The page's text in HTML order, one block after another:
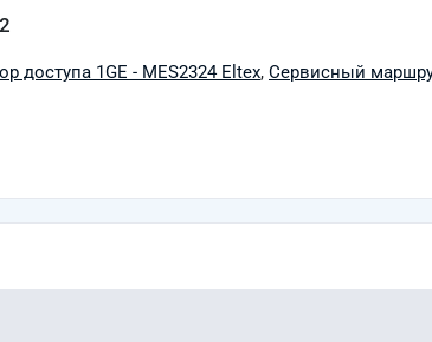
доступа 1GE - MES2324 Eltex, Сервисный